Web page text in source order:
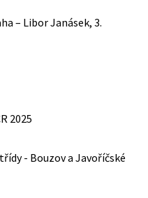
– Libor Janásek, 3.
2025
- Bouzov a Javoříčské